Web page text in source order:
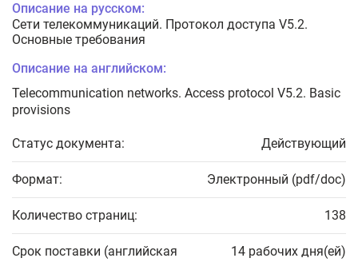
Описание на русском:
Сети телекоммуникаций. Протокол доступа V5.2.
Основные требования
Описание на английском:
Telecommunication networks. Access protocol V5.2. Basic
provisions
Статус документа: Действующий
Формат: Электронный (pdf/doc)
Количество страниц: 138
Срок поставки (английская
14 рабочих дня(ей)